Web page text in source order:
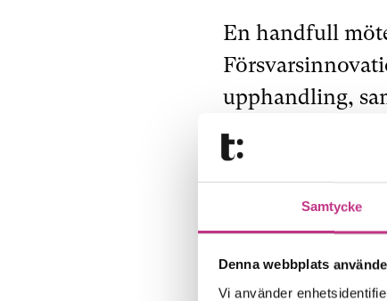
Samtycke
Denna webbplats
Vi använder
En handfull
upphandling,
grund för
Innovation
flytta näringsliv
satsningen och